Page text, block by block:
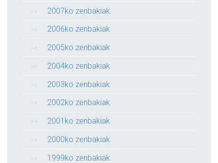
2007ko zenbakiak
2006ko zenbakiak
2005ko zenbakiak
2004ko zenbakiak
2003ko zenbakiak
2002ko zenbakiak
2001ko zenbakiak
2000ko zenbakiak
1999ko zenbakiak